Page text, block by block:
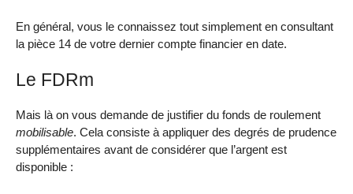
En général, vous le connaissez tout simplement en consultant
la pièce 14 de votre dernier compte financier en date.
Le FDRm
Mais là on vous demande de justifier du fonds de roulement
mobilisable. Cela consiste à appliquer des degrés de prudence
supplémentaires avant de considérer que l’argent est
disponible :